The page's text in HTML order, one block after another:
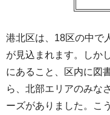
港北区は、18区の中で
が見込まれます。しか
にあること、区内に図
ら、北部エリアのみな
ーズがありました。こ